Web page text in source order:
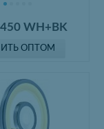
WH+BK
ОПТОМ